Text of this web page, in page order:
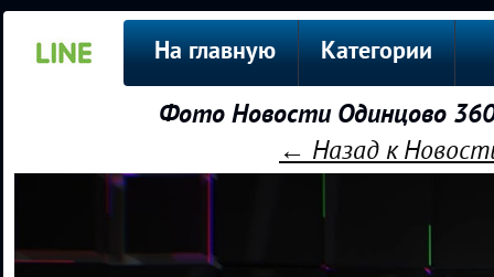
На главную Категории
Фото Новости Одинцово
← Назад к